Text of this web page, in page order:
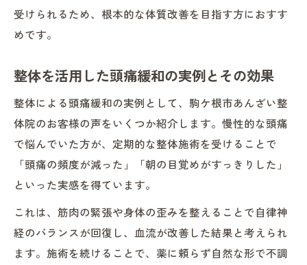
受けられるため、根本的な体質改善を目指す方におすす
めです。
整体を活用した頭痛緩和の実例とその効果
整体による頭痛緩和の実例として、駒ケ根市あんざい整
体院のお客様の声をいくつか紹介します。慢性的な頭痛
で悩んでいた方が、定期的な整体施術を受けることで
「頭痛の頻度が減った」「朝の目覚めがすっきりした」
といった実感を得ています。
これは、筋肉の緊張や身体の歪みを整えることで自律神
経のバランスが回復し、血流が改善した結果と考えられ
ます。施術を続けることで、薬に頼らず自然な形で不調